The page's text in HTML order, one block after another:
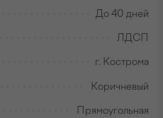
До 40 дней
ЛДСП
г. Кострома
Коричневый
Прямоугольная